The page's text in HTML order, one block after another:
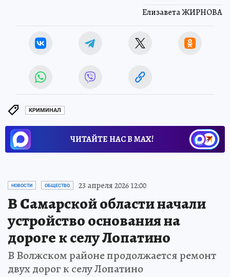
Елизавета ЖИРНОВА
КРИМИНАЛ
ЧИТАЙТЕ НАС В МАХ!
НОВОСТИ ОБЩЕСТВО 23 апреля 2026 12:00
В Самарской области начали
устройство основания на
дороге к селу Лопатино
В Волжском районе продолжается ремонт
двух дорог к селу Лопатино